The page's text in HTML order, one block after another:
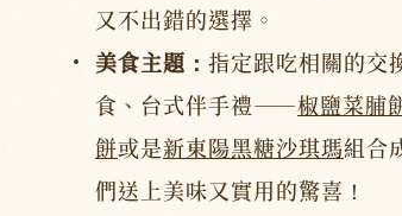
又不出錯的選擇。
美食主題： 指定跟吃相關的交
食、台式伴手禮——椒鹽菜脯
餅或是新東陽黑糖沙琪瑪組合
們送上美味又實用的驚喜！